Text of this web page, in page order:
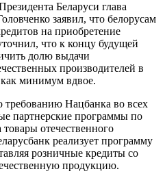
Беларуси глава
заявил, что белорусам
на приобретение
что к концу будущей
долю выдачи
производителей в
минимум вдвое.
требованию Нацбанка во всех
партнерские программы по
отечественного
реализует программу
розничные кредиты со
продукцию.